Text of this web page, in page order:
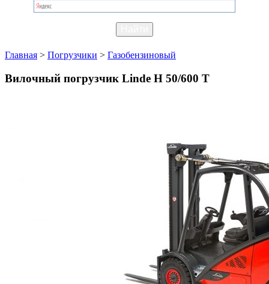
Главная > Погрузчики > Газобензиновый
Вилочный погрузчик Linde H 50/600 T